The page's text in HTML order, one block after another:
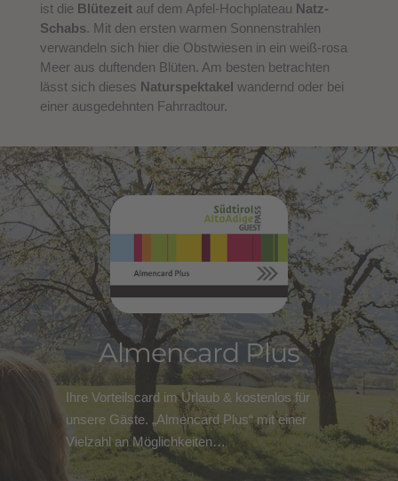
ist die Blütezeitauf dem Apfel-Hochplateau Natz-
Schabs. Mit den ersten warmen Sonnenstrahlen
verwandeln sich hier die Obstwiesen in ein weiß-rosa
Meer aus duftenden Blüten. Am besten betrachten
lässt sich dieses Naturspektakel wandernd oder bei
einer ausgedehnten Fahrradtour.
Almencard Plus
Ihre Vorteilscard im Urlaub & kostenlos für
unsere Gäste. „Almencard Plus“ mit einer
Vielzahl an Möglichkeiten…